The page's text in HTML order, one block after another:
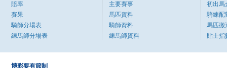
賠率
賽果
騎師分場表
練馬師分場表
主要賽事
馬匹資料
騎師資料
練馬師資料
初出馬
騎練配
馬匹搬
貼士指
博彩要有節制